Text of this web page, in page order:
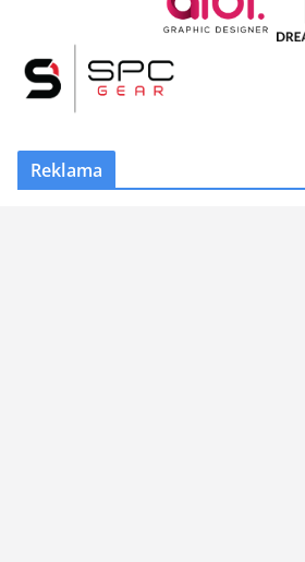
Reklama